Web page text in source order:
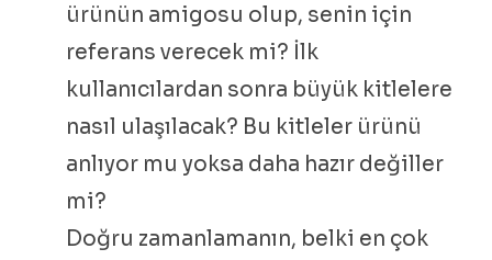
ürünün amigosu olup, senin için
referans verecek mi? İlk
kullanıcılardan sonra büyük kitlelere
nasıl ulaşılacak? Bu kitleler ürünü
anlıyor mu yoksa daha hazır değiller
mi?
Doğru zamanlamanın, belki en çok